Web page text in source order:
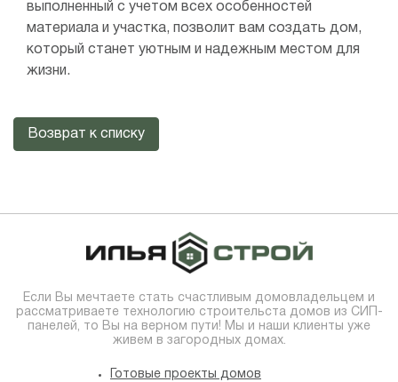
выполненный с учетом всех особенностей
материала и участка, позволит вам создать дом,
который станет уютным и надежным местом для
жизни.
Возврат к списку
Если Вы мечтаете стать счастливым домовладельцем и
рассматриваете технологию строительста домов из СИП-
панелей, то Вы на верном пути! Мы и наши клиенты уже
живем в загородных домах.
Готовые проекты домов